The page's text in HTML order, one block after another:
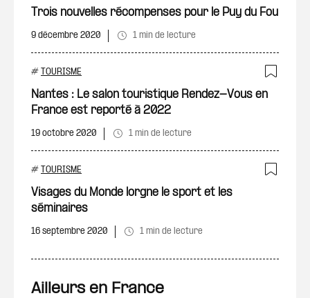
Trois nouvelles récompenses pour le Puy du Fou
9 décembre 2020 1 min de lecture
# TOURISME
Nantes : Le salon touristique Rendez-Vous en
France est reporté à 2022
19 octobre 2020 1 min de lecture
# TOURISME
Visages du Monde lorgne le sport et les
séminaires
16 septembre 2020 1 min de lecture
Ailleurs en France